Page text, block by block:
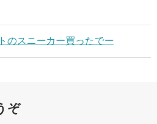
のスニーカー買ったでー
ぞ